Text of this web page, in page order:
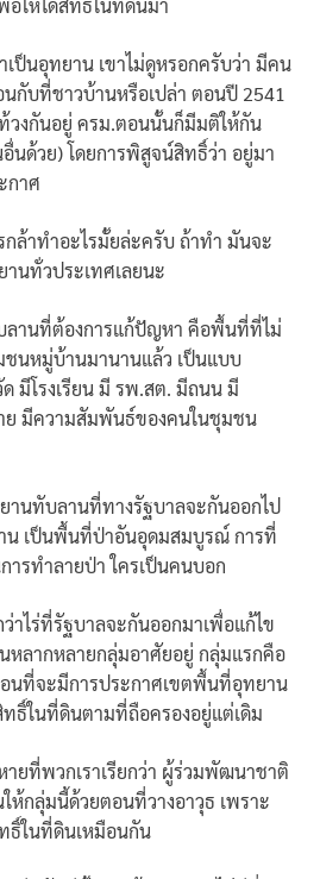
ให้ได้สิทธิ์ในที่ดินมา
ป็นอุทยาน เขาไม่ดูหรอกครับว่า มีคน
กับที่ชาวบ้านหรือเปล่า ตอนปี 2541
วงกันอยู่ ครม.ตอนนั้นก็มีมติให้กัน
นด้วย) โดยการพิสูจน์สิทธิ์ว่า อยู่มา
กาศ
กล้าทำอะไรมั้ยล่ะครับ ถ้าทำ มันจะ
นทั่วประเทศเลยนะ
ลานที่ต้องการแก้ปัญหา คือพื้นที่ที่ไม่
นหมู่บ้านมานานแล้ว เป็นแบบ
มีโรงเรียน มี รพ.สต. มีถนน มี
ย มีความสัมพันธ์ของคนในชุมชน
นทับลานที่ทางรัฐบาลจะกันออกไป
น เป็นพื้นที่ป่าอันอุดมสมบูรณ์ การที่
ารทำลายป่า ใครเป็นคนบอก
ไร่ที่รัฐบาลจะกันออกมาเพื่อแก้ไข
ลากหลายกลุ่มอาศัยอยู่ กลุ่มแรกคือ
นที่จะมีการประกาศเขตพื้นที่อุทยาน
ธิ์ในที่ดินตามที่ถือครองอยู่แต่เดิม
ยที่พวกเราเรียกว่า ผู้ร่วมพัฒนาชาติ
ห้กลุ่มนี้ด้วยตอนที่วางอาวุธ เพราะ
ธิ์ในที่ดินเหมือนกัน